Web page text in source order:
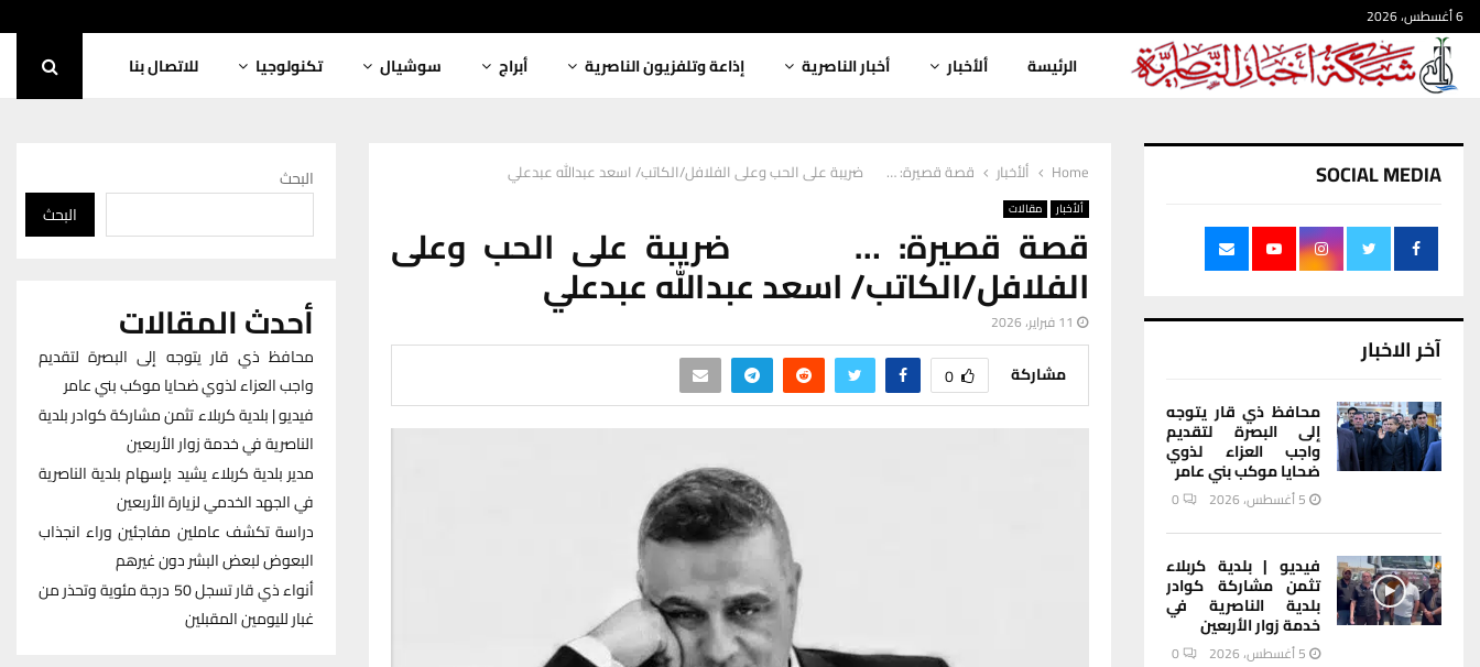
6 أغسطس، 2026
الرئيسة ألأخبار أخبار الناصرية إذاعة وتلفزيون الناصرية أبراج سوشيال تكنولوجيا للاتصال بنا
Home ألأخبار قصة قصيرة: … ضريبة على الحب وعلى الفلافل/الكاتب/ اسعد عبدالله عبدعلي
ألأخبار مقالات
قصة قصيرة: … ضريبة على الحب وعلى
الفلافل/الكاتب/ اسعد عبدالله عبدعلي
11 فبراير، 2026
مشاركة 0
SOCIAL MEDIA
آخر الاخبار
محافظ ذي قار يتوجه
إلى البصرة لتقديم
واجب العزاء لذوي
ضحايا موكب بني عامر
5 أغسطس، 2026 0
فيديو | بلدية كربلاء
تثمن مشاركة كوادر
بلدية الناصرية في
خدمة زوار الأربعين
5 أغسطس، 2026 0
البحث
البحث
أحدث المقالات
محافظ ذي قار يتوجه إلى البصرة لتقديم
واجب العزاء لذوي ضحايا موكب بني عامر
فيديو | بلدية كربلاء تثمن مشاركة كوادر بلدية
الناصرية في خدمة زوار الأربعين
مدير بلدية كربلاء يشيد بإسهام بلدية الناصرية
في الجهد الخدمي لزيارة الأربعين
دراسة تكشف عاملين مفاجئين وراء انجذاب
البعوض لبعض البشر دون غيرهم
أنواء ذي قار تسجل 50 درجة مئوية وتحذر من
غبار لليومين المقبلين